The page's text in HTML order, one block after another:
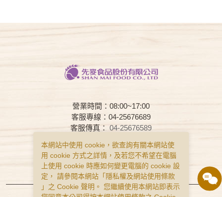
營業時間：08:00~17:00
客服專線：04-25676689
客服傳真： 04-25676589
常見問題 購物說明
隱私權政策
服務條款
Copyright © Smai All Rights Reserved.
本網站中使用 cookie，欲查詢有關本網站使
用 cookie 方式之詳情，及若您不希望在電腦
上使用 cookie 時應如何變更電腦的 cookie 設
定， 請參閱本網站「 隱私權及網站使用條款
」之 Cookie 聲明。 您繼續使用本網站即表示